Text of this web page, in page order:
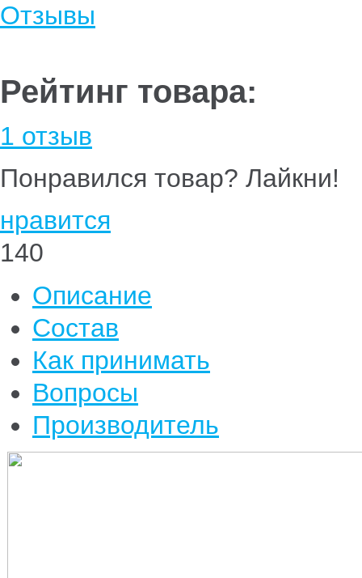
Отзывы
Рейтинг товара:
1 отзыв
Понравился товар? Лайкни!
нравится
140
Описание
Состав
Как принимать
Вопросы
Производитель